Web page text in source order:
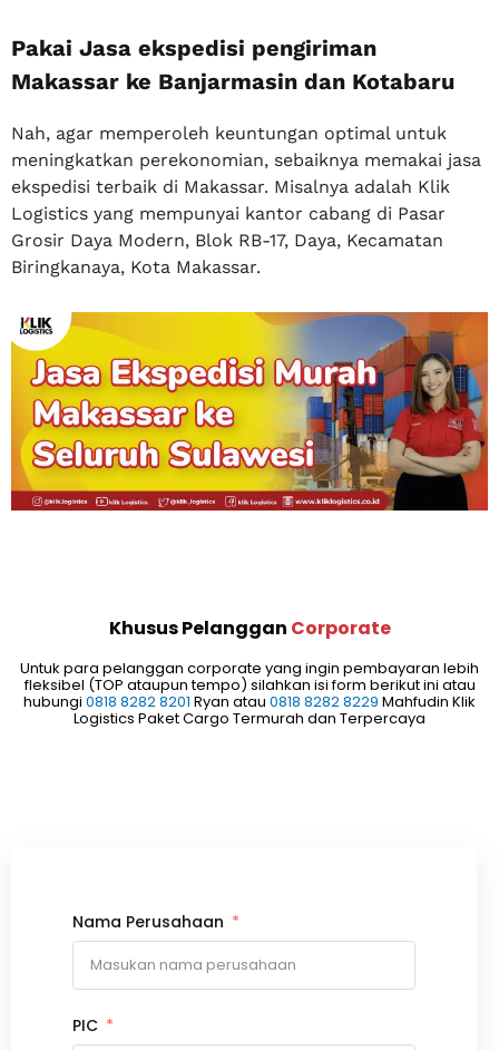
Pakai Jasa ekspedisi pengiriman
Makassar ke Banjarmasin dan Kotabaru
Nah, agar memperoleh keuntungan optimal untuk
meningkatkan perekonomian, sebaiknya memakai jasa
ekspedisi terbaik di Makassar. Misalnya adalah Klik
Logistics yang mempunyai kantor cabang di Pasar
Grosir Daya Modern, Blok RB-17, Daya, Kecamatan
Biringkanaya, Kota Makassar.
Khusus Pelanggan Corporate
Untuk para pelanggan corporate yang ingin pembayaran lebih
fleksibel (TOP ataupun tempo) silahkan isi form berikut ini atau
hubungi 0818 8282 8201 Ryan atau 0818 8282 8229 Mahfudin Klik
Logistics Paket Cargo Termurah dan Terpercaya
Nama Perusahaan
PIC